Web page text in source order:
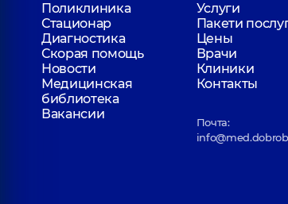
Поликлиника
Услуги
Стационар
Пакети
Диагностика
Цены
Скорая помощь
Врачи
Новости
Клиники
Медицинская
библиотека
Контакты
Вакансии
Почта: